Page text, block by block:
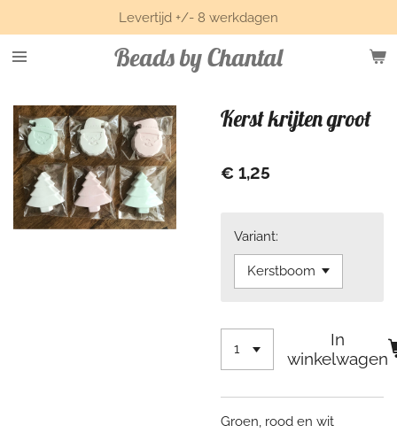
direct
naar
hoofdinhoud
Beads by Chantal
Levertijd +/- 8 werkdagen
Kerst krijten groot
€ 1,25
Variant:
In
winkelwagen
Groen, rood en wit